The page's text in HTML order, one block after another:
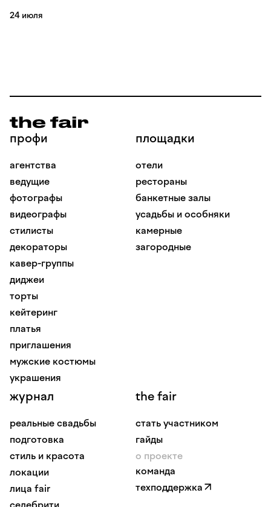
24 июля
профи
агентства
ведущие
фотографы
видеографы
стилисты
декораторы
кавер-группы
диджеи
торты
кейтеринг
платья
приглашения
мужские костюмы
украшения
площадки
отели
рестораны
банкетные залы
усадьбы и особняки
камерные
загородные
журнал
реальные свадьбы
подготовка
стиль и красота
локации
лица fair
the fair
стать участником
гайды
о проекте
команда
техподдержка